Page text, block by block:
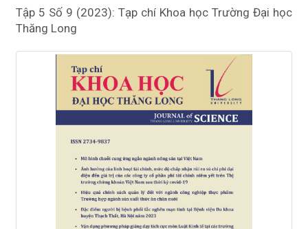
Tập 5 Số 9 (2023): Tạp chí Khoa học Trường Đại học
Thăng Long